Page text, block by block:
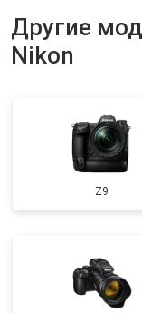
Другие
Nikon
Z9